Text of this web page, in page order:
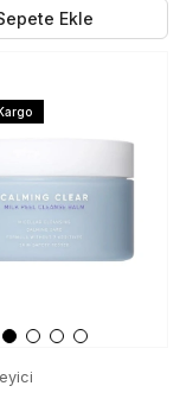
Ekle